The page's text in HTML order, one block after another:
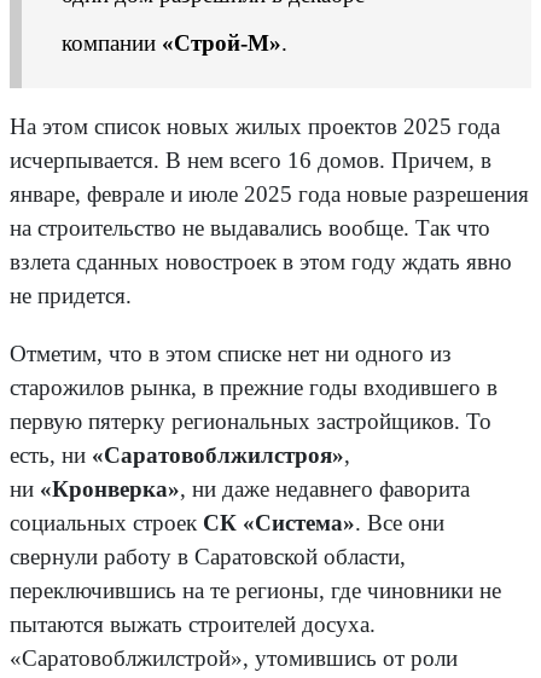
компании «Строй-М».
На этом список новых жилых проектов 2025 года
исчерпывается. В нем всего 16 домов. Причем, в
январе, феврале и июле 2025 года новые разрешения
на строительство не выдавались вообще. Так что
взлета сданных новостроек в этом году ждать явно
не придется.
Отметим, что в этом списке нет ни одного из
старожилов рынка, в прежние годы входившего в
первую пятерку региональных застройщиков. То
есть, ни «Саратовоблжилстроя»,
ни «Кронверка», ни даже недавнего фаворита
социальных строекСК «Система». Все они
свернули работу в Саратовской области,
переключившись на те регионы, где чиновники не
пытаются выжать строителей досуха.
«Саратовоблжилстрой», утомившись от роли